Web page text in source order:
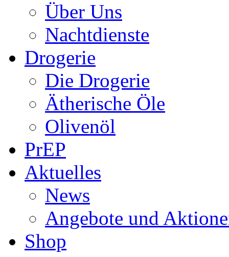
Über Uns
Nachtdienste
Drogerie
Die Drogerie
Ätherische Öle
Olivenöl
PrEP
Aktuelles
News
Angebote und
Shop